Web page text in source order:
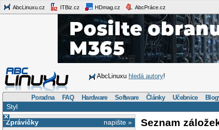
AbcLinuxu.cz ITBiz.cz HDmag.cz AbcPráce.cz
AbcLinuxu hledá autory!
Poradna FAQ Hardware Software Články Učebnice
Styl
×
napište »
Zprávičky
Seznam